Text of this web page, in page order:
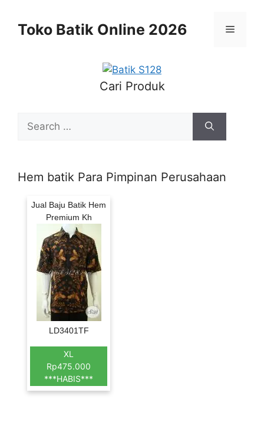
contentToko Batik Online 2026 Menu
Cari Produk
for:
Hem batik Para Pimpinan Perusahaan
Jual Baju Batik Hem
Premium Kh
LD3401TF
XL
Rp475.000
***HABIS***